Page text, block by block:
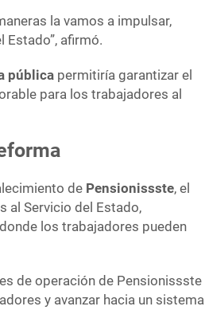
la vamos a impulsar,
afirmó.
pública permitiría garantizar el
para los trabajadores al
de Pensionissste, el
al Servicio del Estado,
los trabajadores pueden
de operación de Pensionissste
y avanzar hacia un sistema